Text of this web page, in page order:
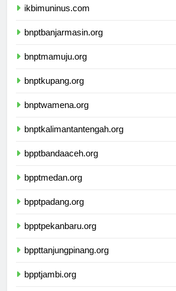
ikbimuninus.com
bnptbanjarmasin.org
bnptmamuju.org
bnptkupang.org
bnptwamena.org
bnptkalimantantengah.org
bpptbandaaceh.org
bpptmedan.org
bpptpadang.org
bpptpekanbaru.org
bppttanjungpinang.org
bpptjambi.org